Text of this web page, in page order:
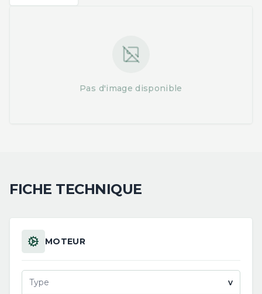
Pas d'image disponible
FICHE TECHNIQUE
MOTEUR
Type v